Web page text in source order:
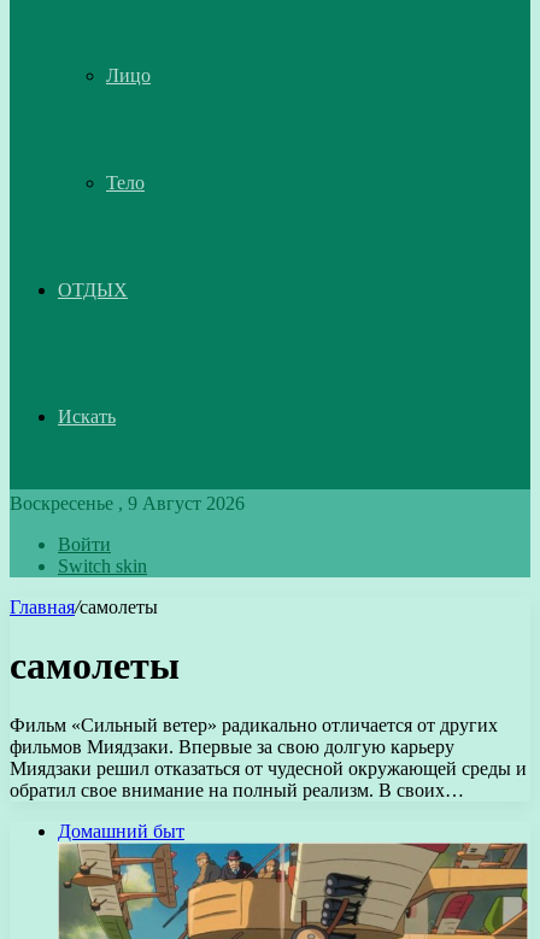
Лицо
Тело
ОТДЫХ
Искать
Воскресенье , 9 Август 2026
Войти
Switch skin
Главная/самолеты
самолеты
Фильм «Сильный ветер» радикально отличается от других
фильмов Миядзаки. Впервые за свою долгую карьеру
Миядзаки решил отказаться от чудесной окружающей среды и
обратил свое внимание на полный реализм. В своих…
Домашний быт